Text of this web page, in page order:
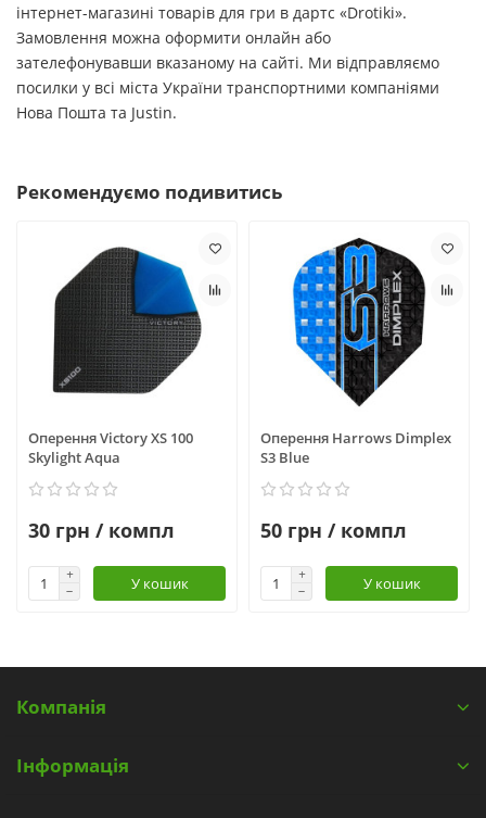
інтернет-магазині товарів для гри в дартс «Drotiki».
Замовлення можна оформити онлайн або
зателефонувавши вказаному на сайті. Ми відправляємо
посилки у всі міста України транспортними компаніями
Нова Пошта та Justin.
Рекомендуємо подивитись
Оперення Victory XS 100
Skylight Aqua
30 грн / компл
У кошик
Оперення Harrows Dimplex
S3 Blue
50 грн / компл
У кошик
Компанія
Інформація